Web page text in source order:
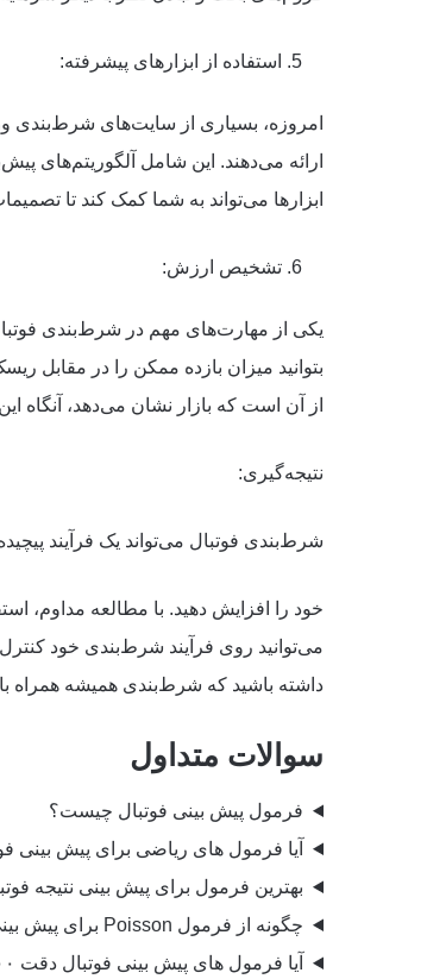
استفاده از ابزارهای پیشرفته:
امروزه، بسیاری از سایت‌های شرط‌بندی
ارائه می‌دهند. این شامل آلگوریتم‌های
ابزارها می‌تواند به شما کمک کند تا
تشخیص ارزش:
یکی از مهارت‌های مهم در شرط‌بندی
بتوانید میزان بازده ممکن را در مقابل
از آن است که بازار نشان می‌دهد،
نتیجه‌گیری:
شرط‌بندی فوتبال می‌تواند یک فرآیند
خود را افزایش دهید. با مطالعه مداوم،
می‌توانید روی فرآیند شرط‌بندی خود کنترل
داشته باشید که شرط‌بندی همیشه همراه
سوالات متداول
فرمول پیش بینی فوتبال چیست؟
آیا فرمول های ریاضی برای پیش بینی
بهترین فرمول برای پیش بینی نتیجه
چگونه از فرمول Poisson برای پیش بینی فوتبال استفاده کنیم؟
آیا فرمول های پیش بینی فوتبال دقت ۱۰۰ درصد دارند؟